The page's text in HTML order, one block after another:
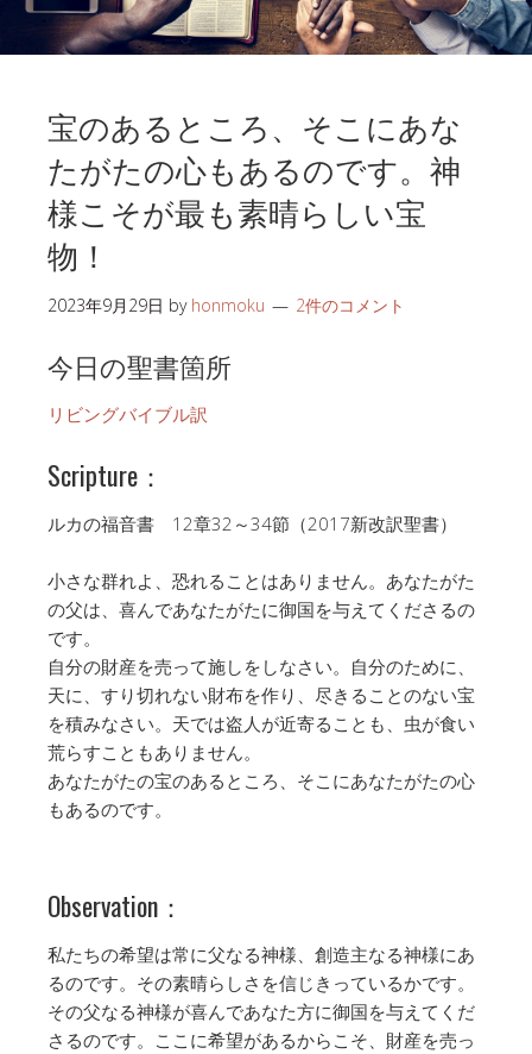
宝のあるところ、そこにあな
たがたの心もあるのです。神
様こそが最も素晴らしい宝
物！
2023年9月29日 by honmoku 2件のコメント
今日の聖書箇所
リビングバイブル訳
Scripture：
ルカの福音書 12章32～34節（2017新改訳聖書）
小さな群れよ、恐れることはありません。あなたがた
の父は、喜んであなたがたに御国を与えてくださるの
です。
自分の財産を売って施しをしなさい。自分のために、
天に、すり切れない財布を作り、尽きることのない宝
を積みなさい。天では盗人が近寄ることも、虫が食い
荒らすこともありません。
あなたがたの宝のあるところ、そこにあなたがたの心
もあるのです。
Observation：
私たちの希望は常に父なる神様、創造主なる神様にあ
るのです。その素晴らしさを信じきっているかです。
その父なる神様が喜んであなた方に御国を与えてくだ
さるのです。ここに希望があるからこそ、財産を売っ